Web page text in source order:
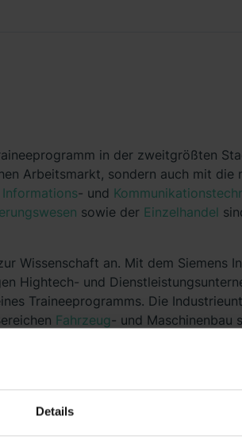
Details
in der zweitgrößten
Arbeitsmarkt, sondern auch mit die
Informations- und
sowie der Einzelhandel
Wissenschaft an. Mit dem Siemens
Hightech- und
Traineeprogramms. Die
Fahrzeug- und Maschinenbau
– hängt von deinen
finden – oder auch in der
dann verschiedene Abteilungen im